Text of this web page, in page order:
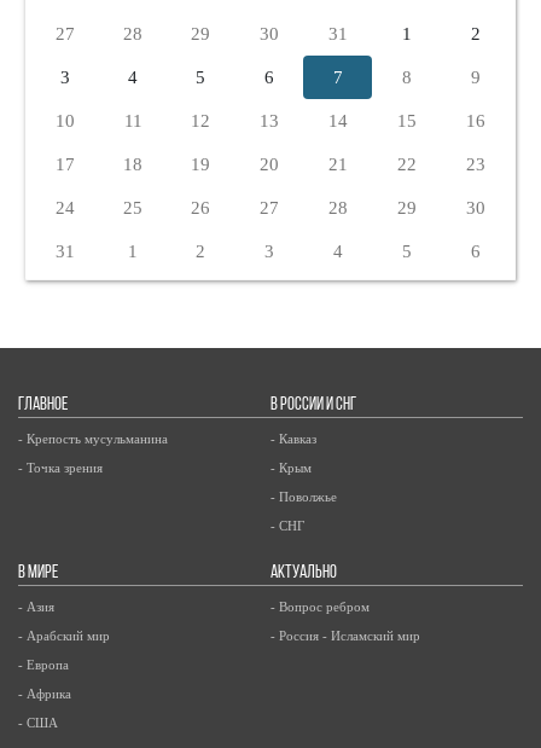
27 28 29 30 31 1 2
3 4 5 6 7 8 9
10 11 12 13 14 15 16
17 18 19 20 21 22 23
24 25 26 27 28 29 30
31 1 2 3 4 5 6
ГЛАВНОЕ
- Крепость мусульманина
- Точка зрения
В РОССИИ И СНГ
- Кавказ
- Крым
- Поволжье
- СНГ
В МИРЕ
- Азия
- Арабский мир
- Европа
- Африка
- США
АКТУАЛЬНО
- Вопрос ребром
- Россия - Исламский мир